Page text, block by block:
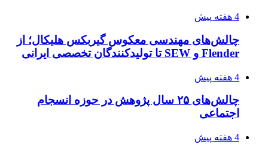
4 هفته پیش
چالش‌های مهندسی معکوس گیربکس هلیکال؛ از
Flender و SEW تا تولیدکنندگان تخصصی ایرانی
4 هفته پیش
چالش‌های ۲۵ سال پژوهش در حوزه انسجام
اجتماعی
4 هفته پیش